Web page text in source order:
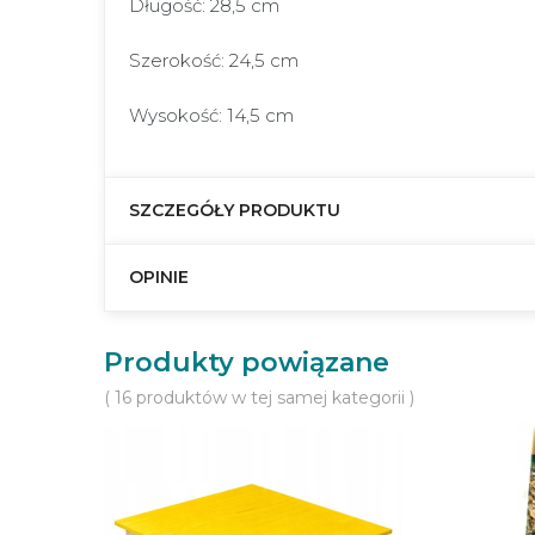
Długość: 28,5 cm
Szerokość: 24,5 cm
Wysokość: 14,5 cm
SZCZEGÓŁY PRODUKTU
OPINIE
Produkty powiązane
( 16 produktów w tej samej kategorii )